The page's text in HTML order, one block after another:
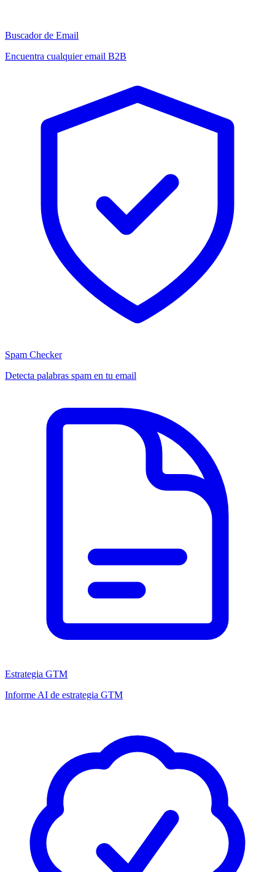
Buscador de Email
Encuentra cualquier email B2B
Spam Checker
Detecta palabras spam en tu email
Estrategia GTM
Informe AI de estrategia GTM